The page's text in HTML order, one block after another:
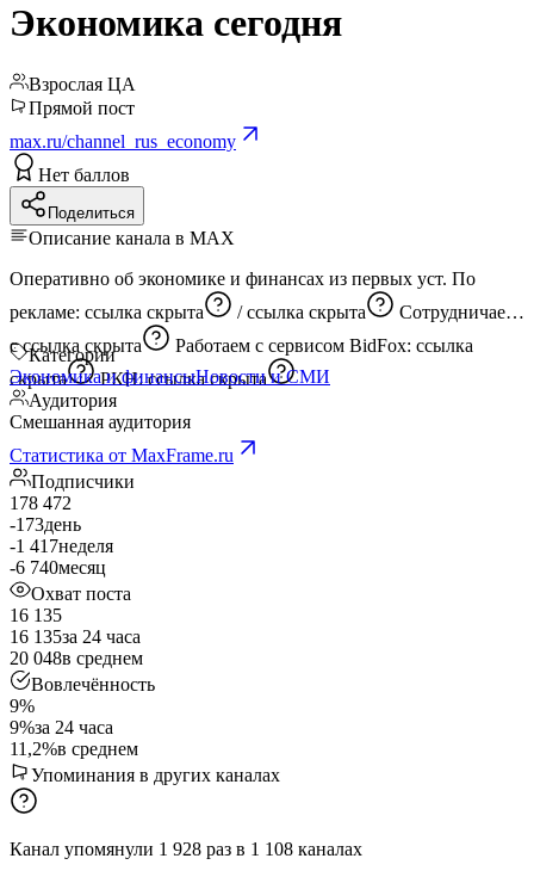
Экономика сегодня
Взрослая ЦА
Прямой пост
max.ru/channel_rus_economy
Нет баллов
Поделиться
Описание канала в MAX
Оперативно об экономике и финансах из первых уст. По
рекламе: ссылка скрыта /ссылка скрыта
сссылка скрыта Работаем с сервисом BidFox: ссылка
скрыта
РКН:ссылка скрыта
Категории
Экономика и финансыНовости и СМИ
Аудитория
Смешанная аудитория
Статистика от MaxFrame.ru
Подписчики
178 472
-173день
-1 417неделя
-6 740месяц
Охват поста
16 135
16 135за 24 часа
20 048в среднем
Вовлечённость
9%
9%за 24 часа
11,2%в среднем
Упоминания в других каналах
Канал упомянули 1 928 раз в 1 108 каналах